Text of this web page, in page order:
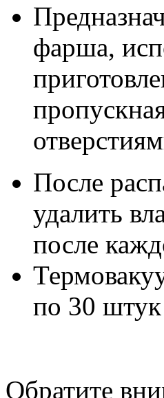
фарша,
После
удалить
после
по 30 штук
Обратите